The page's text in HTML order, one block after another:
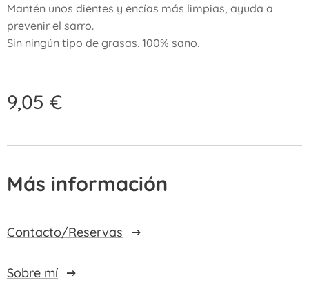
Mantén unos dientes y encías más limpias, ayuda a
prevenir el sarro.
Sin ningún tipo de grasas. 100% sano.
9,05 €
Más información
Contacto/Reservas
Sobre mí